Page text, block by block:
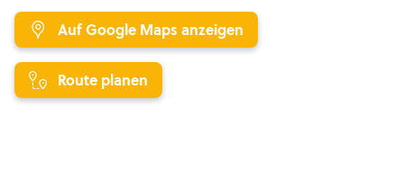
Auf Google Maps anzeigen
Route planen